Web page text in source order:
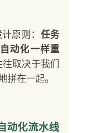
原则： 任务
动化一样重
取决于我们
拼在一起。
动化流水线